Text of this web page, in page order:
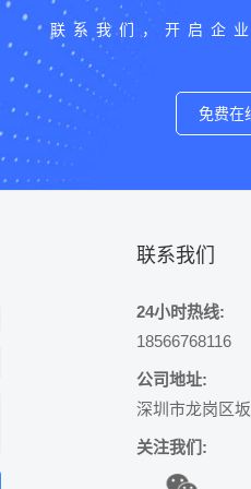
联系我们，开启企
免费在
联系我们
24小时热线:
18566768116
公司地址:
深圳市龙岗区
关注我们: